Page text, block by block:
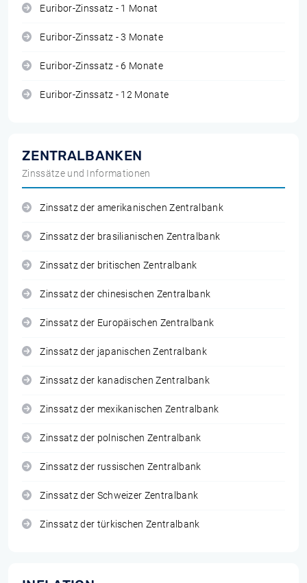
Euribor-Zinssatz - 1 Monat
Euribor-Zinssatz - 3 Monate
Euribor-Zinssatz - 6 Monate
Euribor-Zinssatz - 12 Monate
ZENTRALBANKEN
Zinssätze und Informationen
Zinssatz der amerikanischen Zentralbank
Zinssatz der brasilianischen Zentralbank
Zinssatz der britischen Zentralbank
Zinssatz der chinesischen Zentralbank
Zinssatz der Europäischen Zentralbank
Zinssatz der japanischen Zentralbank
Zinssatz der kanadischen Zentralbank
Zinssatz der mexikanischen Zentralbank
Zinssatz der polnischen Zentralbank
Zinssatz der russischen Zentralbank
Zinssatz der Schweizer Zentralbank
Zinssatz der türkischen Zentralbank